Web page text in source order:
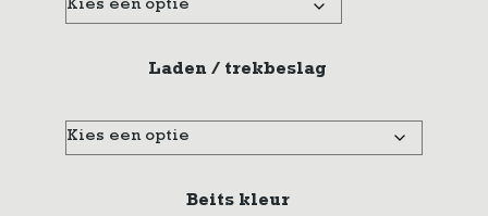
Laden / trekbeslag
Beits kleur